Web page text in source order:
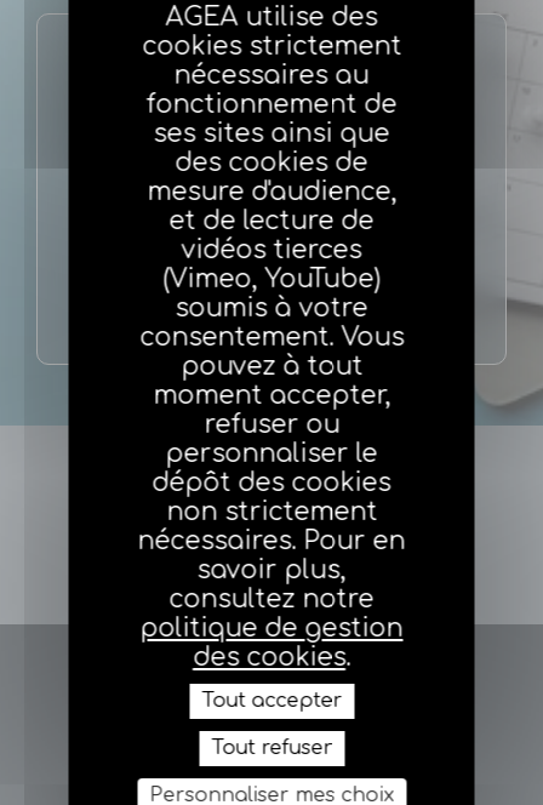
Congrès Snagan
-
snagan@snagan.com
Evènement précédent
Evènement suivant
AGEA utilise des
cookies strictement
nécessaires au
fonctionnement de
ses sites ainsi que
des cookies de
mesure d'audience,
et de lecture de
vidéos tierces
(Vimeo, YouTube)
soumis à votre
consentement. Vous
pouvez à tout
moment accepter,
refuser ou
personnaliser le
dépôt des cookies
non strictement
nécessaires. Pour en
savoir plus,
consultez notre
politique de gestion
des cookies.
Tout accepter
Tout refuser
Personnaliser mes choix